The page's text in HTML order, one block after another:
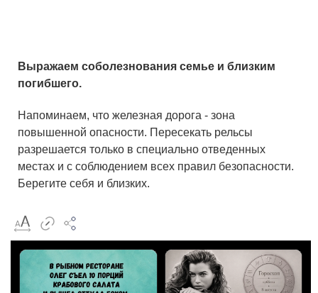
Выражаем соболезнования семье и близким
погибшего.
Напоминаем, что железная дорога - зона
повышенной опасности. Пересекать рельсы
разрешается только в специально отведенных
местах и с соблюдением всех правил безопасности.
Берегите себя и близких.